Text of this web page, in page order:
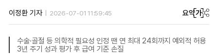
이정환 기자 2026-07-01 11:59:45 요약가
수술·골절 등 의학적 필요성 인정 땐 연 최대 24회까지 예외적 허용
3년 주기 성과 평가 후 급여 기준 손질